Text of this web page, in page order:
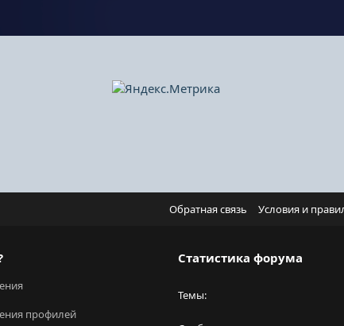
Обратная связь Условия и
профилей
Статистика форума
Темы